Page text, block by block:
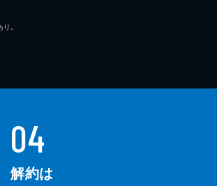
。
04
解約は